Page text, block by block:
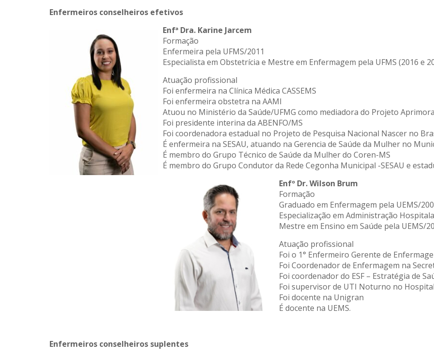
Enfermeiros conselheiros efetivos
Enfª Dra. Karine Jarcem
Formação
Enfermeira pela UFMS/2011
Especialista em Obstetrícia e Mestre em Enfermagem pela UFMS (2016 e
Atuação profissional
Foi enfermeira na Clínica Médica CASSEMS
Foi enfermeira obstetra na AAMI
Atuou no Ministério da Saúde/UFMG como mediadora do Projeto
Foi presidente interina da ABENFO/MS
Foi coordenadora estadual no Projeto de Pesquisa Nacional Nascer no
É enfermeira na SESAU, atuando na Gerencia de Saúde da Mulher no
É membro do Grupo Técnico de Saúde da Mulher do Coren-MS
É membro do Grupo Condutor da Rede Cegonha Municipal -SESAU e
Enfº Dr. Wilson Brum
Formação
Graduado em Enfermagem pela UEMS/
Especialização em Administração
Mestre em Ensino em Saúde pela UEMS/
Atuação profissional
Foi o 1° Enfermeiro Gerente de
Foi Coordenador de Enfermagem na
Foi coordenador do ESF – Estratégia de
Foi supervisor de UTI Noturno no
Foi docente na Unigran
É docente na UEMS.
Enfermeiros conselheiros suplentes